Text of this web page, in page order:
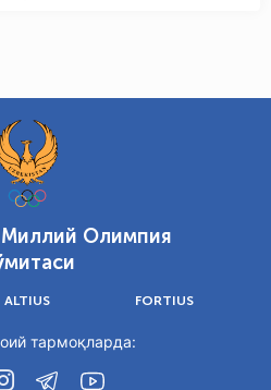
Миллий Олимпия
ALTIUS FORTIUS
тармоқларда: